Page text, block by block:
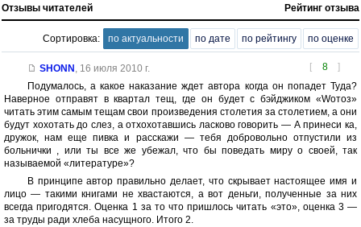
Отзывы читателей Рейтинг отзыва
Сортировка: по актуальности по дате по рейтингу по оценке
[ 8 ]
SHONN , 16 июля 2010 г.
Подумалось, а какое наказание ждет автора когда он попадет Туда?
Наверное отправят в квартал тещ, где он будет с бэйджиком «Wотоз»
читать этим самым тещам свои произведения столетия за столетием, а они
будут хохотать до слез, а отхохотавшись ласково говорить — А принеси ка,
дружок, нам еще пивка и расскажи — тебя добровольно отпустили из
больнички , или ты все же убежал, что бы поведать миру о своей, так
называемой «литературе»?
В принципе автор правильно делает, что скрывает настоящее имя и
лицо — такими книгами не хвастаются, а вот деньги, полученные за них
всегда пригодятся. Оценка 1 за то что пришлось читать «это», оценка 3 —
за труды ради хлеба насущного. Итого 2.